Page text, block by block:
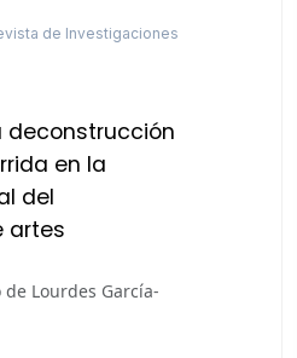
de Investigaciones
deconstrucción
en la
del
artes
de Lourdes García-